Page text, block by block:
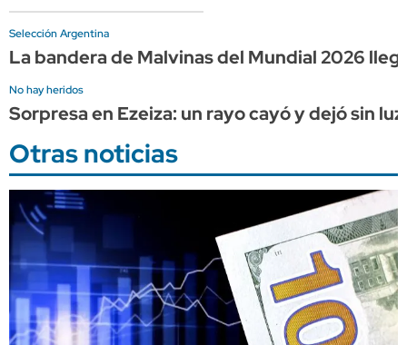
Selección Argentina
La bandera de Malvinas del Mundial 2026
No hay heridos
Sorpresa en Ezeiza: un rayo cayó y dejó sin
Otras noticias